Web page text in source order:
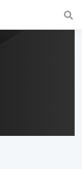
fast and